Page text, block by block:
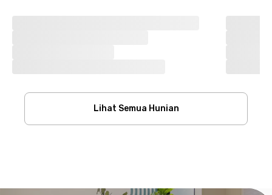
Lihat Semua Hunian